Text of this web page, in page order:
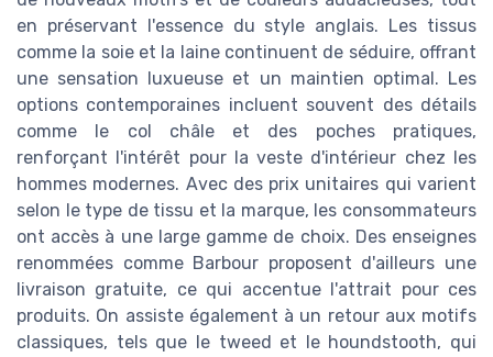
en préservant l'essence du style anglais. Les tissus
comme la soie et la laine continuent de séduire, offrant
une sensation luxueuse et un maintien optimal. Les
options contemporaines incluent souvent des détails
comme le col châle et des poches pratiques,
renforçant l'intérêt pour la veste d'intérieur chez les
hommes modernes. Avec des prix unitaires qui varient
selon le type de tissu et la marque, les consommateurs
ont accès à une large gamme de choix. Des enseignes
renommées comme Barbour proposent d'ailleurs une
livraison gratuite, ce qui accentue l'attrait pour ces
produits. On assiste également à un retour aux motifs
classiques, tels que le tweed et le houndstooth, qui